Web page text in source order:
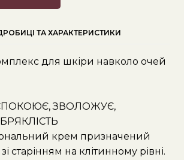
ТА ХАРАКТЕРИСТИКИ
для шкіри навколо очей
ЗВОЛОЖУЄ,
крем призначений
старінням на клітинному рівні.